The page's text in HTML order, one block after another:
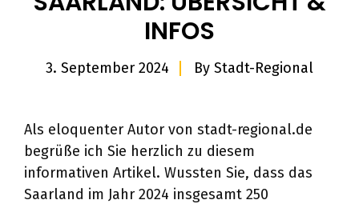
INFOS
3. September 2024 By Stadt-Regional
Als eloquenter Autor von stadt-regional.de
begrüße ich Sie herzlich zu diesem
informativen Artikel. Wussten Sie, dass das
Saarland im Jahr 2024 insgesamt 250